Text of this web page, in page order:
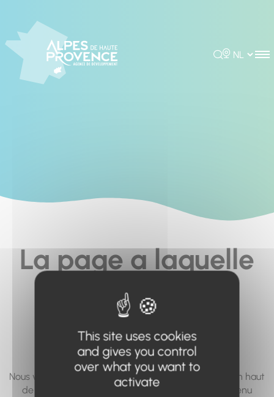
Rechercher
Choisir la
La page a laquelle
vous cherchez à
accéder n'existe
pas... ou plus.
Nous vous invitons à utiliser le moteur de recherche en haut
de page, ou à utiliser le menu pour trouver le contenu
This site uses cookies
and gives you control
over what you want to
activate